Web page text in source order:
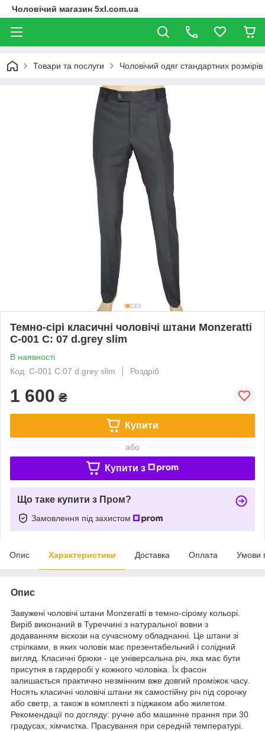
Чоловічий магазин 5xl.com.ua
Товари та послуги Чоловічий одяг стандартних розмірів
Темно-сірі класичні чоловічі штани Monzeratti
C-001 C: 07 d.grey slim
В наявності
Код: C-001 C:07 d.grey slim
Роздріб
1 600 ₴
Купити
або
Купити з
Що таке купити з Пром?
Замовлення під захистом
Опис Характеристики Доставка Оплата Умови
Опис
Завужені чоловічі штани Monzeratti в темно-сірому кольорі.
Виріб виконаний в Туреччині з натуральної вовни з
додаванням віскози на сучасному обладнанні. Це штани зі
стрілками, в яких чоловік має презентабельний і солідний
вигляд. Класичні брюки - це універсальна річ, яка має бути
присутня в гардеробі у кожного чоловіка. Їх фасон
залишається практично незмінним вже довгий проміжок часу.
Носять класичні чоловічі штани як самостійну річ під сорочку
або светр, а також в комплекті з піджаком або жилетом.
Рекомендації по догляду: ручне або машинне прання при 30
градусах, хімчистка. Прасування при середній температурі.